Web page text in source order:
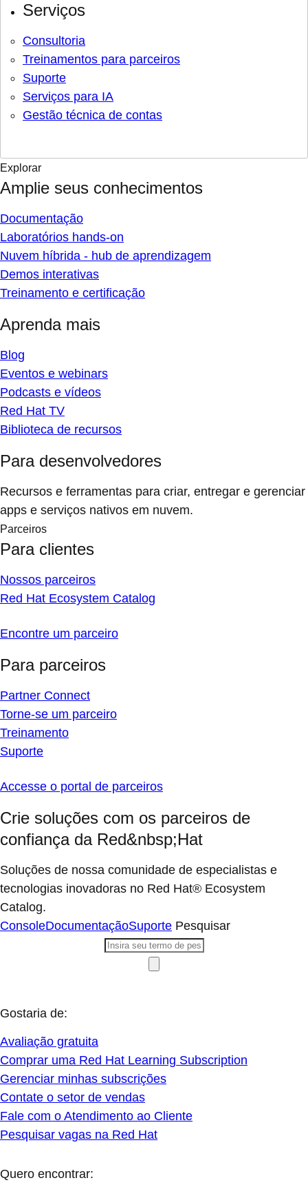
Serviços
Consultoria
Treinamentos para parceiros
Suporte
Serviços para IA
Gestão técnica de contas
Explorar
Amplie seus conhecimentos
Documentação
Laboratórios hands-on
Nuvem híbrida - hub de aprendizagem
Demos interativas
Treinamento e certificação
Aprenda mais
Blog
Eventos e webinars
Podcasts e vídeos
Red Hat TV
Biblioteca de recursos
Para desenvolvedores
Recursos e ferramentas para criar, entregar e gerenciar
apps e serviços nativos em nuvem.
Parceiros
Para clientes
Nossos parceiros
Red Hat Ecosystem Catalog
Encontre um parceiro
Para parceiros
Partner Connect
Torne-se um parceiro
Treinamento
Suporte
Accesse o portal de parceiros
Crie soluções com os parceiros de
confiança da Red&nbsp;Hat
Soluções de nossa comunidade de especialistas e
tecnologias inovadoras no Red Hat® Ecosystem
Catalog.
ConsoleDocumentaçãoSuporte Pesquisar
Gostaria de:
Avaliação gratuita
Comprar uma Red Hat Learning Subscription
Gerenciar minhas subscrições
Contate o setor de vendas
Fale com o Atendimento ao Cliente
Pesquisar vagas na Red Hat
Quero encontrar: